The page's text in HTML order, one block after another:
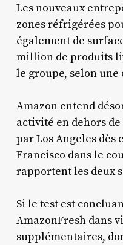
Les nouveaux
zones réfrigérées
également de
million de produits
le groupe, selon une
Amazon entend
activité en dehors
par Los Angeles dès
Francisco dans le
rapportent les deux
Si le test est
AmazonFresh dans
supplémentaires,